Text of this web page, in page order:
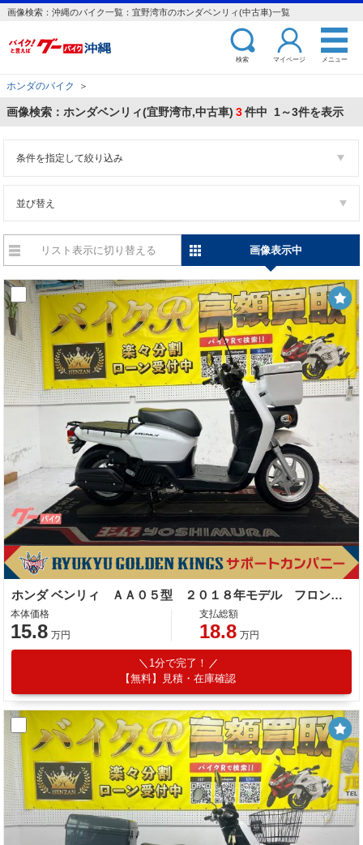
画像検索：沖縄のバイク一覧：宜野湾市のホンダベンリィ(中古車)一覧
検索 マイページ メニュー
ホンダのバイク ＞
画像検索：ホンダベンリィ(宜野湾市,中古車) 3件中 1～3件を表示
条件を指定して絞り込み
並び替え
リスト表示に切り替える 画像表示中
ホンダ ベンリィ ＡＡ０５型 ２０１８年モデル フロントボックス
本体価格
15.8 万円
支払総額
18.8 万円
1分で完了！
【無料】見積・在庫確認